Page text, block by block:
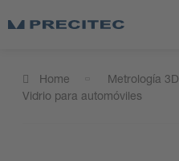
Home Metrología 3D
Vidrio para automóviles